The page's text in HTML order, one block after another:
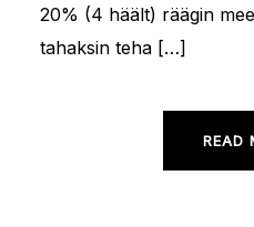
20% (4 häält) räägin
tahaksin teha […]
READ